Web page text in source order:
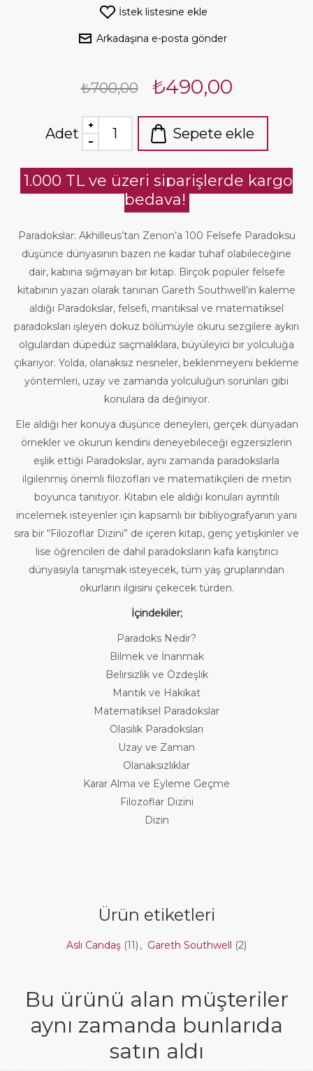
İstek listesine ekle
Arkadaşına e-posta gönder
₺700,00 ₺490,00
Adet Sepete ekle
1.000 TL ve üzeri siparişlerde kargo
bedava!
Paradokslar: Akhilleus’tan Zenon’a 100 Felsefe Paradoksu
düşünce dünyasının bazen ne kadar tuhaf olabileceğine
dair, kabına sığmayan bir kitap. Birçok popüler felsefe
kitabının yazarı olarak tanınan Gareth Southwell’in kaleme
aldığı Paradokslar, felsefi, mantıksal ve matematiksel
paradoksları işleyen dokuz bölümüyle okuru sezgilere aykırı
olgulardan düpedüz saçmalıklara, büyüleyici bir yolculuğa
çıkarıyor. Yolda, olanaksız nesneler, beklenmeyeni bekleme
yöntemleri, uzay ve zamanda yolculuğun sorunları gibi
konulara da değiniyor.
Ele aldığı her konuya düşünce deneyleri, gerçek dünyadan
örnekler ve okurun kendini deneyebileceği egzersizlerin
eşlik ettiği Paradokslar, aynı zamanda paradokslarla
ilgilenmiş önemli filozofları ve matematikçileri de metin
boyunca tanıtıyor. Kitabın ele aldığı konuları ayrıntılı
incelemek isteyenler için kapsamlı bir bibliyografyanın yanı
sıra bir “Filozoflar Dizini” de içeren kitap, genç yetişkinler ve
lise öğrencileri de dahil paradoksların kafa karıştırıcı
dünyasıyla tanışmak isteyecek, tüm yaş gruplarından
okurların ilgisini çekecek türden.
İçindekiler;
Paradoks Nedir?
Bilmek ve İnanmak
Belirsizlik ve Özdeşlik
Mantık ve Hakikat
Matematiksel Paradokslar
Olasılık Paradoksları
Uzay ve Zaman
Olanaksızlıklar
Karar Alma ve Eyleme Geçme
Filozoflar Dizini
Dizin
Ürün etiketleri
Aslı Candaş (11) , Gareth Southwell (2)
Bu ürünü alan müşteriler
aynı zamanda bunlarıda
satın aldı